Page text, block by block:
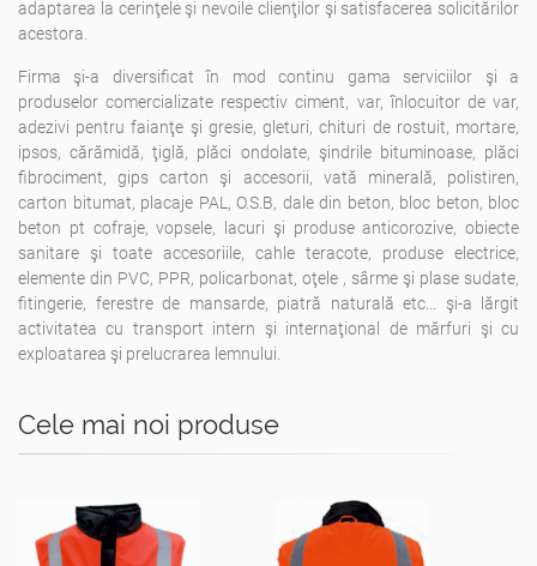
adaptarea la cerinţele şi nevoile clienţilor şi satisfacerea solicitărilor
acestora.
Firma şi-a diversificat în mod continu gama serviciilor şi a
produselor comercializate respectiv ciment, var, înlocuitor de var,
adezivi pentru faianţe şi gresie, gleturi, chituri de rostuit, mortare,
ipsos, cărămidă, ţiglă, plăci ondolate, şindrile bituminoase, plăci
fibrociment, gips carton şi accesorii, vată minerală, polistiren,
carton bitumat, placaje PAL, O.S.B, dale din beton, bloc beton, bloc
beton pt cofraje, vopsele, lacuri şi produse anticorozive, obiecte
sanitare şi toate accesoriile, cahle teracote, produse electrice,
elemente din PVC, PPR, policarbonat, oţele , sârme şi plase sudate,
fitingerie, ferestre de mansarde, piatră naturală etc... şi-a lărgit
activitatea cu transport intern şi internaţional de mărfuri şi cu
exploatarea şi prelucrarea lemnului.
Cele mai noi produse